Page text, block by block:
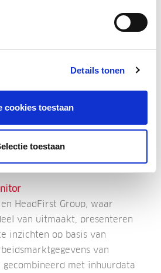
Details tonen
cookies toestaan
toestaan
te indexeren; ze geven de
prestatiegerichte aanpak.
in de arbeidsmarkt.
resultaten? Download deze
Monitorhier.
HeadFirst Group, waar
van uitmaakt, presenteren
inzichten op basis van
van
gecombineerd met inhuurdata